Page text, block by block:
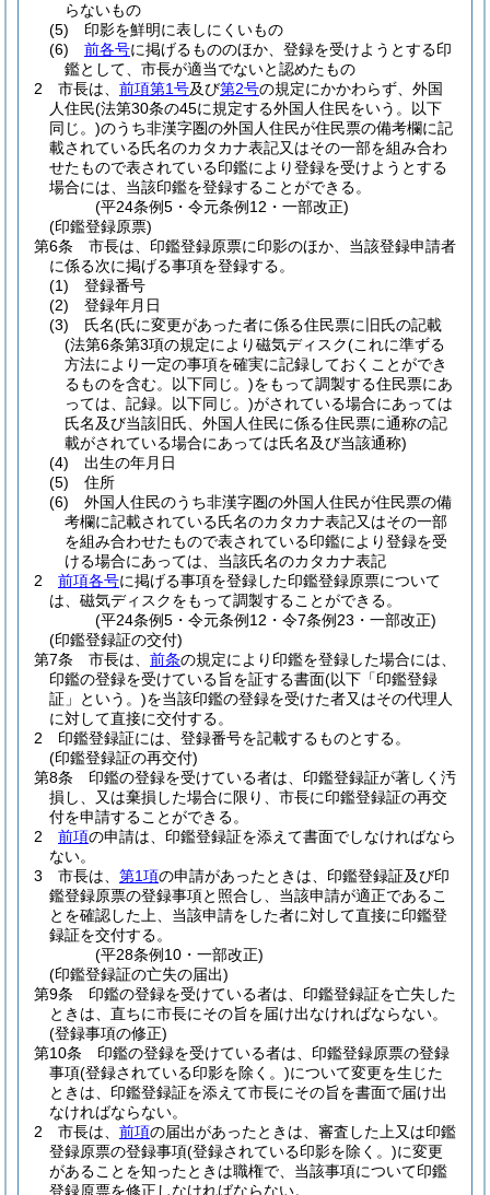
らないもの
(5)
印影を鮮明に表しにくいもの
(6)
前各号に掲げるもののほか、登録を受けようとする印
鑑として、市長が適当でないと認めたもの
2
市長は、 前項第1号及び第2号の規定にかかわらず、外国
人住民(法第30条の45に規定する外国人住民をいう。以下
同じ。)のうち非漢字圏の外国人住民が住民票の備考欄に記
載されている氏名のカタカナ表記又はその一部を組み合わ
せたもので表されている印鑑により登録を受けようとする
場合には、当該印鑑を登録することができる。
(平24条例5・令元条例12・一部改正)
(印鑑登録原票)
第6条
市長は、印鑑登録原票に印影のほか、当該登録申請者
に係る次に掲げる事項を登録する。
(1)
登録番号
(2)
登録年月日
(3)
氏名(氏に変更があった者に係る住民票に旧氏の記載
(法第6条第3項の規定により磁気ディスク(これに準ずる
方法により一定の事項を確実に記録しておくことができ
るものを含む。以下同じ。)をもって調製する住民票にあ
っては、記録。以下同じ。)がされている場合にあっては
氏名及び当該旧氏、外国人住民に係る住民票に通称の記
載がされている場合にあっては氏名及び当該通称)
(4)
出生の年月日
(5)
住所
(6)
外国人住民のうち非漢字圏の外国人住民が住民票の備
考欄に記載されている氏名のカタカナ表記又はその一部
を組み合わせたもので表されている印鑑により登録を受
ける場合にあっては、当該氏名のカタカナ表記
2
前項各号に掲げる事項を登録した印鑑登録原票について
は、磁気ディスクをもって調製することができる。
(平24条例5・令元条例12・令7条例23・一部改正)
(印鑑登録証の交付)
第7条
市長は、 前条の規定により印鑑を登録した場合には、
印鑑の登録を受けている旨を証する書面(以下「印鑑登録
証」という。)を当該印鑑の登録を受けた者又はその代理人
に対して直接に交付する。
2
印鑑登録証には、登録番号を記載するものとする。
(印鑑登録証の再交付)
第8条
印鑑の登録を受けている者は、印鑑登録証が著しく汚
損し、又は棄損した場合に限り、市長に印鑑登録証の再交
付を申請することができる。
2
前項の申請は、印鑑登録証を添えて書面でしなければなら
ない。
3
市長は、 第1項の申請があったときは、印鑑登録証及び印
鑑登録原票の登録事項と照合し、当該申請が適正であるこ
とを確認した上、当該申請をした者に対して直接に印鑑登
録証を交付する。
(平28条例10・一部改正)
(印鑑登録証の亡失の届出)
第9条
印鑑の登録を受けている者は、印鑑登録証を亡失した
ときは、直ちに市長にその旨を届け出なければならない。
(登録事項の修正)
第10条
印鑑の登録を受けている者は、印鑑登録原票の登録
事項(登録されている印影を除く。)について変更を生じた
ときは、印鑑登録証を添えて市長にその旨を書面で届け出
なければならない。
2
市長は、 前項の届出があったときは、審査した上又は印鑑
登録原票の登録事項(登録されている印影を除く。)に変更
があることを知ったときは職権で、当該事項について印鑑
登録原票を修正しなければならない。